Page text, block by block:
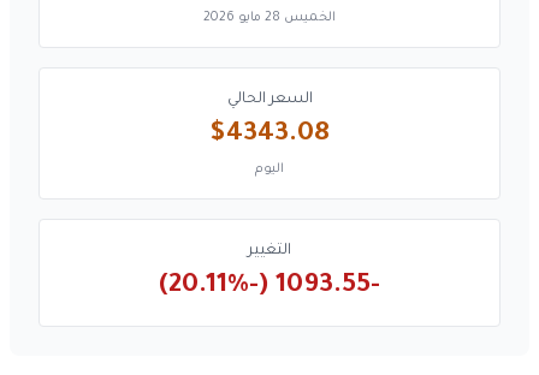
الخميس 28 مايو 2026
السعر الحالي
$4343.08
اليوم
التغيير
-1093.55 (-20.11%)